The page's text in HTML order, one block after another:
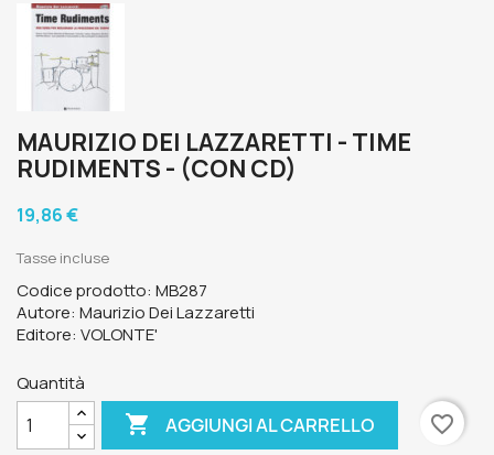
MAURIZIO DEI LAZZARETTI - TIME
RUDIMENTS - (CON CD)
19,86 €
Tasse incluse
Codice prodotto: MB287
Autore: Maurizio Dei Lazzaretti
Editore: VOLONTE'
Quantità
 AGGIUNGI AL CARRELLO
favorite_border